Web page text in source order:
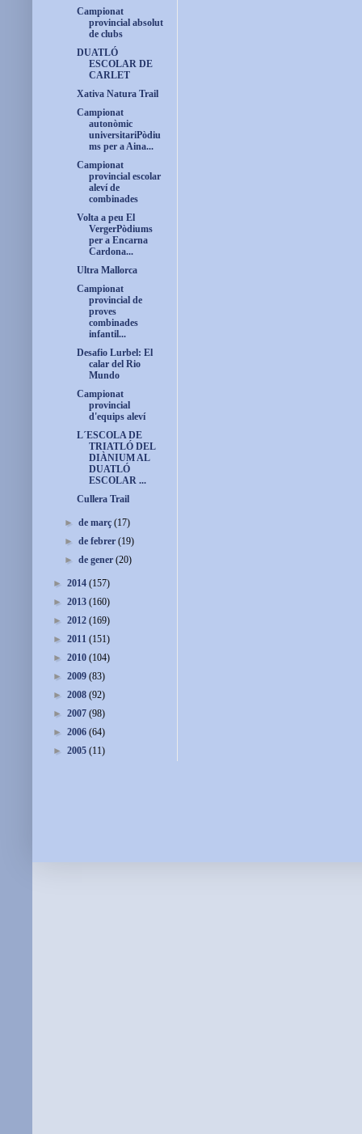
Campionat
provincial absolut
de clubs
DUATLÓ
ESCOLAR DE
CARLET
Xativa Natura Trail
Campionat
autonòmic
universitariPòdiu
ms per a Aina...
Campionat
provincial escolar
aleví de
combinades
Volta a peu El
VergerPòdiums
per a Encarna
Cardona...
Ultra Mallorca
Campionat
provincial de
proves
combinades
infantil...
Desafio Lurbel: El
calar del Rio
Mundo
Campionat
provincial
d'equips aleví
L´ESCOLA DE
TRIATLÓ DEL
DIÀNIUM AL
DUATLÓ
ESCOLAR ...
Cullera Trail
►de març(17)
►de febrer(19)
►de gener(20)
► 2014 (157)
► 2013 (160)
► 2012 (169)
► 2011 (151)
► 2010 (104)
► 2009 (83)
► 2008 (92)
► 2007 (98)
► 2006 (64)
► 2005 (11)